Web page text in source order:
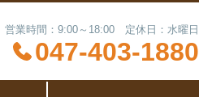
営業時間：9:00～18:00 定休日：水曜日
047-403-1880